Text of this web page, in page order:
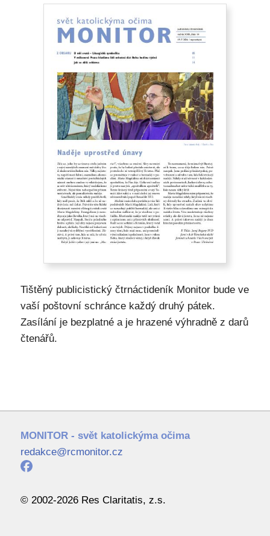
Tištěný publicistický čtrnáctideník Monitor bude ve
vaší poštovní schránce každý druhý pátek.
Zasílání je bezplatné a je hrazené výhradně z darů
čtenářů.
MONITOR - svět katolickýma očima
redakce@rcmonitor.cz
© 2002-2026 Res Claritatis, z.s.